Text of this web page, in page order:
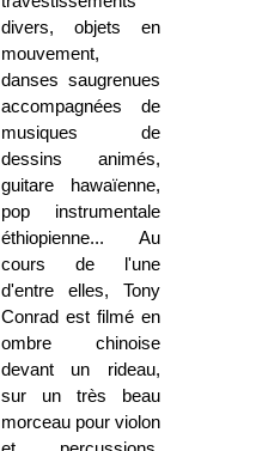
divers, objets en
mouvement,
danses saugrenues
accompagnées de
musiques de
dessins animés,
guitare hawaïenne,
pop instrumentale
éthiopienne... Au
cours de l'une
d'entre elles, Tony
Conrad est filmé en
ombre chinoise
devant un rideau,
sur un très beau
morceau pour violon